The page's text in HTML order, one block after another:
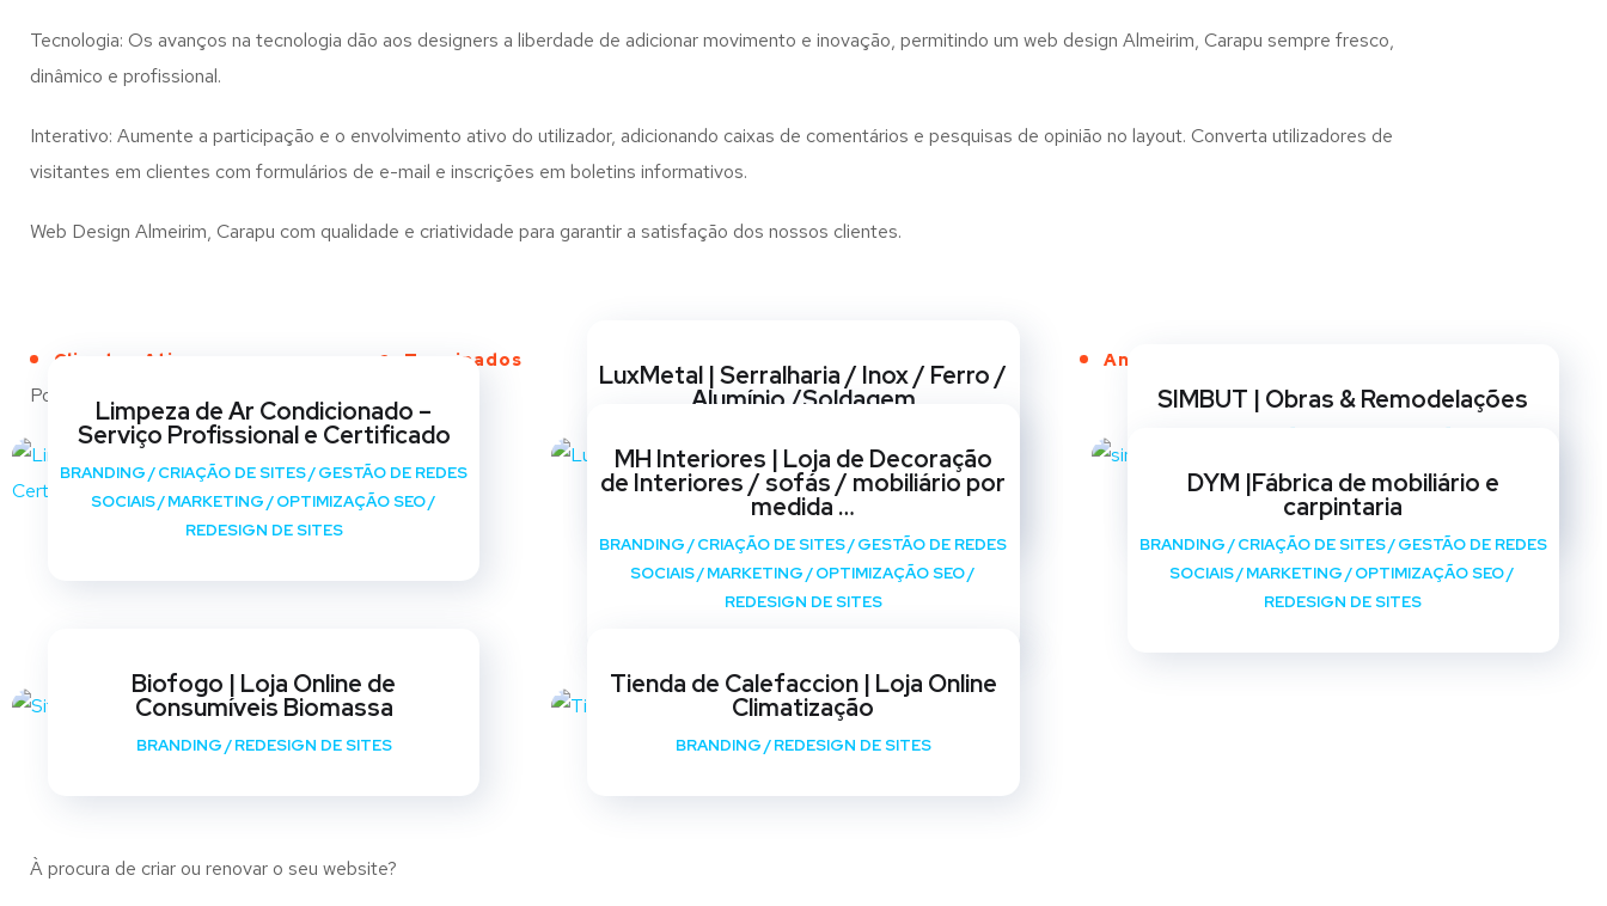
Tecnologia: Os avanços na tecnologia dão aos designers a liberdade de adicionar movimento e inovação, permitindo um web design Almeirim, Carapu sempre fresco,
dinâmico e profissional.
Interativo: Aumente a participação e o envolvimento ativo do utilizador, adicionando caixas de comentários e pesquisas de opinião no layout. Converta utilizadores de
visitantes em clientes com formulários de e-mail e inscrições em boletins informativos.
Web Design Almeirim, Carapu com qualidade e criatividade para garantir a satisfação dos nossos clientes.
Clientes Ativos Terminados Anos de Serviço
Portfólio
Limpeza de Ar Condicionado –
Serviço Profissional e Certificado
BRANDING/CRIAÇÃO DE SITES/GESTÃO DE REDES
SOCIAIS/MARKETING/OPTIMIZAÇÃO SEO/
REDESIGN DE SITES
LuxMetal | Serralharia / Inox / Ferro /
Alumínio /Soldagem
SOCIAIS/ MARKETING/OPTIMIZAÇÃO SEO/
REDESIGN DE SITES
SIMBUT | Obras & Remodelações
REDESIGN DE SITES
MH Interiores | Loja de Decoração
de Interiores / sofás / mobiliário por
medida …
BRANDING /CRIAÇÃO DE SITES/GESTÃO DE REDES
SOCIAIS/MARKETING/OPTIMIZAÇÃO SEO/
REDESIGN DE SITES
DYM |Fábrica de mobiliário e
carpintaria
BRANDING/CRIAÇÃO DE SITES/GESTÃO DE REDES
SOCIAIS/MARKETING/OPTIMIZAÇÃO SEO/
REDESIGN DE SITES
Biofogo | Loja Online de
Consumíveis Biomassa
BRANDING/REDESIGN DE SITES
Tienda de Calefaccion | Loja Online
Climatização
BRANDING/REDESIGN DE SITES
À procura de criar ou renovar o seu website?